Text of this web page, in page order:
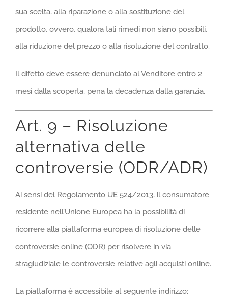
sua scelta, alla riparazione o alla sostituzione del
prodotto, ovvero, qualora tali rimedi non siano possibili,
alla riduzione del prezzo o alla risoluzione del contratto.
Il difetto deve essere denunciato al Venditore entro 2
mesi dalla scoperta, pena la decadenza dalla garanzia.
Art. 9 – Risoluzione
alternativa delle
controversie (ODR/ADR)
Ai sensi del Regolamento UE 524/2013, il consumatore
residente nell’Unione Europea ha la possibilità di
ricorrere alla piattaforma europea di risoluzione delle
controversie online (ODR) per risolvere in via
stragiudiziale le controversie relative agli acquisti online.
La piattaforma è accessibile al seguente indirizzo: